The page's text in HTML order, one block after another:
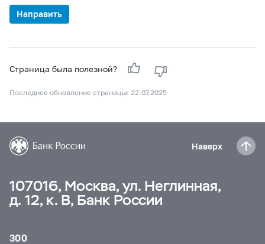
Страница была полезной?
Последнее обновление страницы: 22.07.2025
Наверх
107016, Москва, ул. Неглинная,
д. 12, к. В, Банк России
300